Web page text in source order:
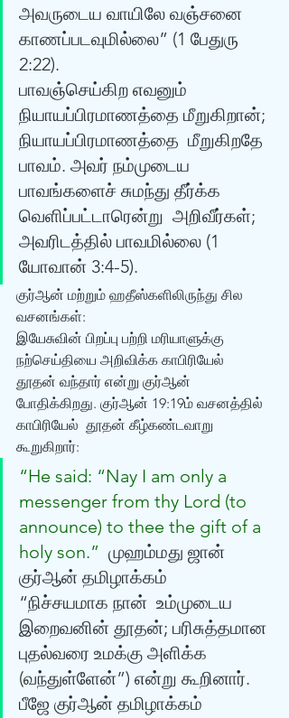
அவருடைய வாயிலே வஞ்சனை
காணப்படவுமில்லை” (1 பேதுரு
2:22).
பாவஞ்செய்கிற எவனும்
நியாயப்பிரமாணத்தை மீறுகிறான்;
நியாயப்பிரமாணத்தை  மீறுகிறதே
பாவம். அவர் நம்முடைய
பாவங்களைச் சுமந்து தீர்க்க
வெளிப்பட்டாரென்று  அறிவீர்கள்;
அவரிடத்தில் பாவமில்லை (1
யோவான் 3:4-5).
குர்ஆன் மற்றும் ஹதீஸ்களிலிருந்து சில
வசனங்கள்:
இயேசுவின் பிறப்பு பற்றி மரியாளுக்கு
நற்செய்தியை அறிவிக்க காபிரியேல்
தூதன் வந்தார் என்று குர்ஆன்
போதிக்கிறது. குர்ஆன் 19:19ம் வசனத்தில்
காபிரியேல்  தூதன் கீழ்கண்டவாறு
கூறுகிறார்:
“He said: “Nay I am only a
messenger from thy Lord (to
announce) to thee the gift of a
holy son.” முஹம்மது ஜான்
குர்‍ஆன் தமிழாக்கம்
“நிச்சயமாக நான்  உம்முடைய
இறைவனின் தூதன்; பரிசுத்தமான
புதல்வரை உமக்கு அளிக்க
(வந்துள்ளேன்”) என்று கூறினார்.
பீஜே குர்‍ஆன் தமிழாக்கம்